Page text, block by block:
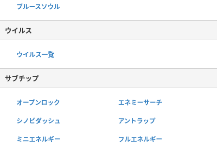
ブルースソウル
ウイルス
ウイルス一覧
サブチップ
オープンロック エネミーサーチ
シノビダッシュ アントラップ
ミニエネルギー フルエネルギー